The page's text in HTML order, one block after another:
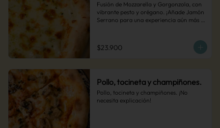
Fusión de Mozzarella y Gorgonzola, con
vibrante pesto y orégano. ¡Añade Jamón
Serrano para una experiencia aún más
$23.900
Pollo, tocineta y champiñones.
Pollo, tocineta y champiñones. ¡No
necesita explicación!